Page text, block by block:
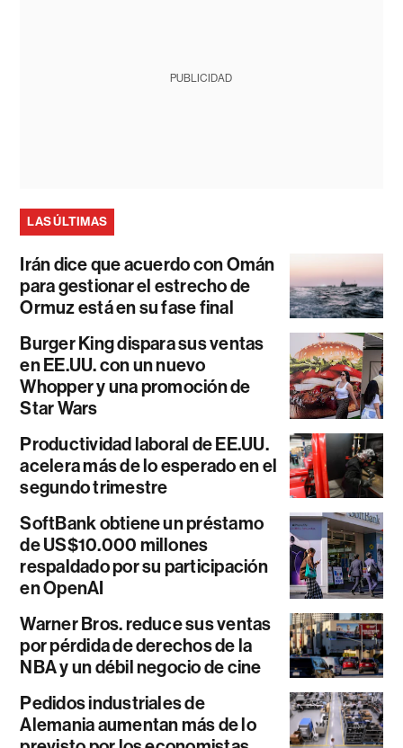
PUBLICIDAD
LAS ÚLTIMAS
Irán dice que acuerdo con Omán
para gestionar el estrecho de
Ormuz está en su fase final
Burger King dispara sus ventas
en EE.UU. con un nuevo
Whopper y una promoción de
Star Wars
Productividad laboral de EE.UU.
acelera más de lo esperado en el
segundo trimestre
SoftBank obtiene un préstamo
de US$10.000 millones
respaldado por su participación
en OpenAI
Warner Bros. reduce sus ventas
por pérdida de derechos de la
NBA y un débil negocio de cine
Pedidos industriales de
Alemania aumentan más de lo